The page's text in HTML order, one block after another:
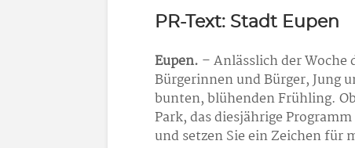
PR-Text: Stadt Eupen
Eupen. – Anlässlich der Woche
Bürgerinnen und Bürger, Jung
bunten, blühenden Frühling.
Park, das diesjährige
und setzen Sie ein Zeichen für